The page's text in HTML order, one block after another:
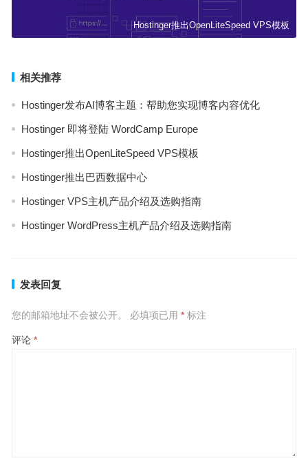
Hostinger推出OpenLiteSpeed VPS模板
相关推荐
Hostinger发布AI博客主题：帮助您实现博客内容优化
Hostinger 即将登陆 WordCamp Europe
Hostinger推出OpenLiteSpeed VPS模板
Hostinger推出巴西数据中心
Hostinger VPS主机产品介绍及选购指南
Hostinger WordPress主机产品介绍及选购指南
发表回复
您的邮箱地址不会被公开。 必填项已用 *标注
评论 *